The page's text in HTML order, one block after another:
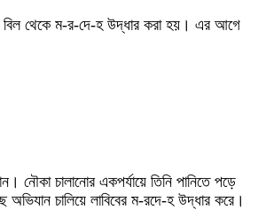
বিল থেকে ম-র-দে-হ উদ্ধার করা হয়। এর আগে
নৌকা চালানোর একপর্যায়ে তিনি পানিতে পড়ে
চালিয়ে লাবিবের ম-রদে-হ উদ্ধার করে।